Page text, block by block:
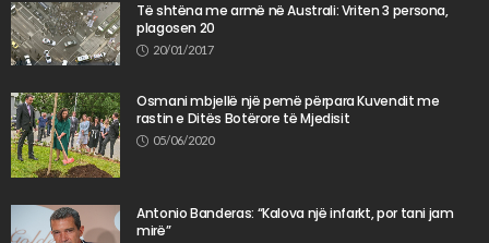
Të shtëna me armë në Australi: Vriten 3 persona,
plagosen 20
20/01/2017
Osmani mbjellë një pemë përpara Kuvendit me
rastin e Ditës Botërore të Mjedisit
05/06/2020
Antonio Banderas: “Kalova një infarkt, por tani jam
mirë”